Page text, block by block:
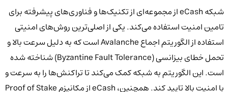
شبکه eCash از مجموعه‌ای از تکنیک‌ها و فناوری‌های پیشرفته برای
تامین امنیت استفاده می‌کند. یکی از اصلی‌ترین روش‌های امنیتی
استفاده از الگوریتم اجماع Avalanche است که به دلیل سرعت بالا و
تحمل خطای بیزانسی (Byzantine Fault Tolerance) شناخته شده
است. این الگوریتم به شبکه کمک می‌کند تا تراکنش‌ها را به سرعت و
با امنیت بالا تایید کند. همچنین، eCash از مکانیزم Proof of Stake